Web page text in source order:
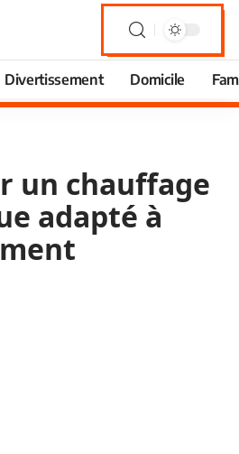
Divertissement Domicile
un chauffage
adapté à